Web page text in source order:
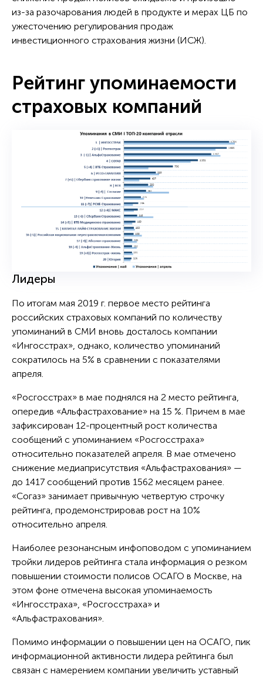
из-за разочарования людей в продукте и мерах ЦБ по
ужесточению регулирования продаж
инвестиционного страхования жизни (ИСЖ).
Рейтинг упоминаемости
страховых компаний
Лидеры
По итогам мая 2019 г. первое место рейтинга
российских страховых компаний по количеству
упоминаний в СМИ вновь досталось компании
«Ингосстрах», однако, количество упоминаний
сократилось на 5% в сравнении с показателями
апреля.
«Росгосстрах» в мае поднялся на 2 место рейтинга,
опередив «Альфастрахование» на 15 %. Причем в мае
зафиксирован 12-процентный рост количества
сообщений с упоминанием «Росгосстраха»
относительно показателей апреля. В мае отмечено
снижение медиаприсутствия «Альфастрахования» —
до 1417 сообщений против 1562 месяцем ранее.
«Согаз» занимает привычную четвертую строчку
рейтинга, продемонстрировав рост на 10%
относительно апреля.
Наиболее резонансным инфоповодом с упоминанием
тройки лидеров рейтинга стала информация о резком
повышении стоимости полисов ОСАГО в Москве, на
этом фоне отмечена высокая упоминаемость
«Ингосстраха», «Росгосстраха» и
«Альфастрахования».
Помимо информации о повышении цен на ОСАГО, пик
информационной активности лидера рейтинга был
связан с намерением компании увеличить уставный